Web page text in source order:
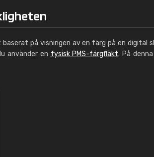
på visningen av en färg på en digital
använder en fysisk PMS-färgfläkt. På